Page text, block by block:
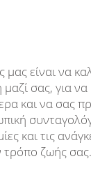
μας είναι να
σας, για
και να σας
και τις
τρόπο ζωής σας.